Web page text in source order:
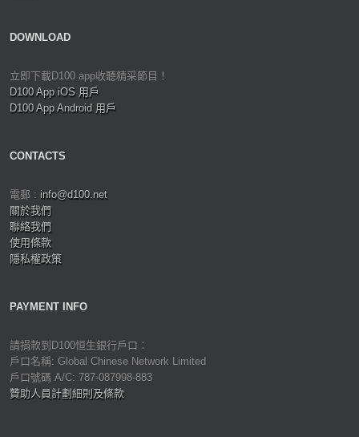
DOWNLOAD
立即下載D100 app收聽精采節目！
D100 App iOS 用戶
D100 App Android 用戶
CONTACTS
電郵 : info@d100.net
關於我們
聯絡我們
使用條款
隱私權政策
PAYMENT INFO
請捐款到D100恒生銀行戶口：
戶口名稱: Global Chinese Network Limited
戶口號碼 A/C: 787-087998-883
贊助人員計劃細則及條款